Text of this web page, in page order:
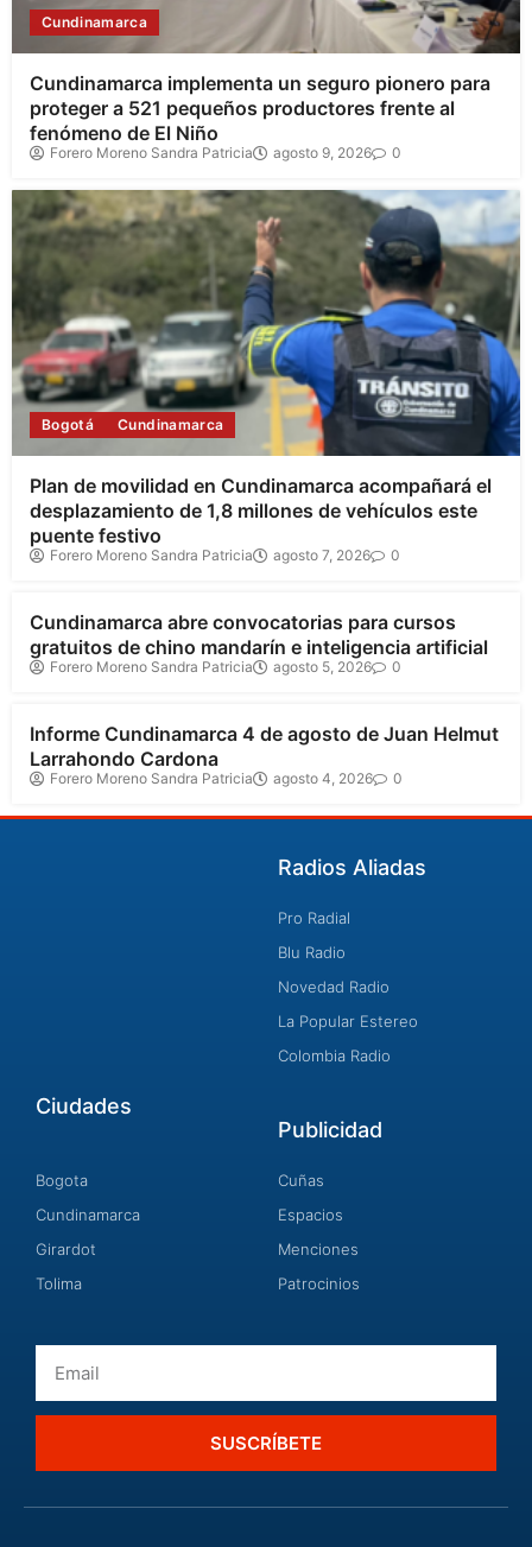
Cundinamarca
Cundinamarca implementa un seguro pionero para
proteger a 521 pequeños productores frente al
fenómeno de El Niño
Forero Moreno Sandra Patricia agosto 9, 2026 0
Bogotá Cundinamarca
Plan de movilidad en Cundinamarca acompañará el
desplazamiento de 1,8 millones de vehículos este
puente festivo
Forero Moreno Sandra Patricia agosto 7, 2026 0
Cundinamarca
Cundinamarca abre convocatorias para cursos
gratuitos de chino mandarín e inteligencia artificial
Forero Moreno Sandra Patricia agosto 5, 2026 0
Cundinamarca
Informe Cundinamarca 4 de agosto de Juan Helmut
Larrahondo Cardona
Forero Moreno Sandra Patricia agosto 4, 2026 0
Radios Aliadas
Pro Radial
Blu Radio
Novedad Radio
La Popular Estereo
Colombia Radio
Ciudades
Bogota
Cundinamarca
Girardot
Tolima
Publicidad
Cuñas
Espacios
Menciones
Patrocinios
SUSCRÍBETE